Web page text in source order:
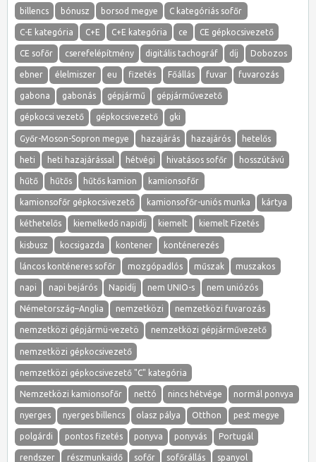
billencs bónusz borsod megye C kategóriás sofőr
C-E kategória C+E C+E kategória ce CE gépkocsivezető
CE sofőr cserefelépítmény digitális tachográf díj Dobozos
ebner élelmiszer eu fizetés Főállás fuvar fuvarozás
gabona gabonás gépjármű gépjárművezető
gépkocsi vezető gépkocsivezető gki
Győr-Moson-Sopron megye hazajárás hazajárós hetelős
heti heti hazajárással hétvégi hivatásos sofőr hosszútávú
hűtő hűtős hűtős kamion kamionsofőr
kamionsofőr gépkocsivezető kamionsofőr-uniós munka kártya
kéthetelős kiemelkedő napidíj kiemelt kiemelt Fizetés
kisbusz kocsigazda kontener konténerezés
láncos konténeres sofőr mozgópadlós műszak muszakos
napi napi bejárós Napidíj nem UNIO-s nem uniózós
Németország–Anglia nemzetközi nemzetközi fuvarozás
nemzetközi gépjármü-vezetö nemzetközi gépjárművezető
nemzetközi gépkocsivezető
nemzetközi gépkocsivezető "C" kategória
Nemzetközi kamionsofőr nettó nincs hétvége normál ponvya
nyerges nyerges billencs olasz pálya Otthon pest megye
polgárdi pontos fizetés ponyva ponyvás Portugál
rendszer részmunkaidő sofőr sofőrállás spanyol